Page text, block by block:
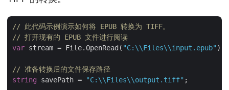
// 此代码示例演示如何将 EPUB 转换为 TIFF。
// 打开现有的 EPUB 文件进行阅读
var stream = File.OpenRead( "C:\\Files\\input.epub" );
// 准备转换后的文件保存路径
string savePath = "C:\\Files\\output.tiff" ;